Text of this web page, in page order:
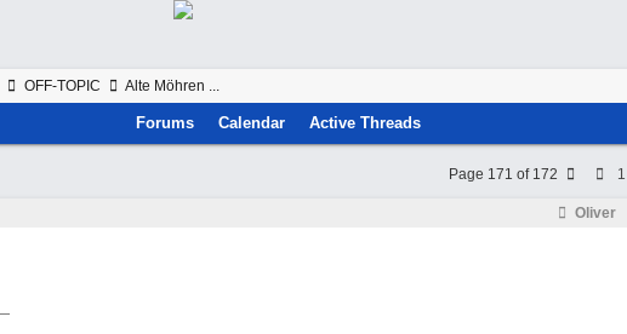
OFF-TOPIC Alte Möhren ...
Forums Calendar Active Threads
Page 171 of 172 1
Oliver